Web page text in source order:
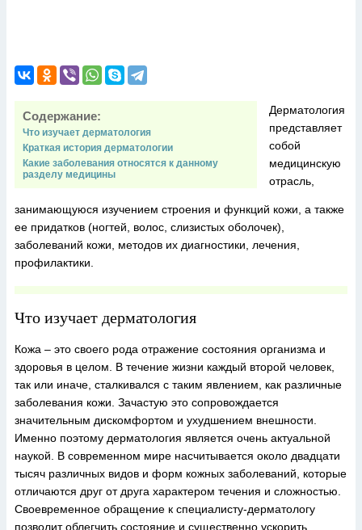
Содержание:
Что изучает дерматология
Краткая история дерматологии
Какие заболевания относятся к данному
разделу медицины
Дерматология
представляет
собой
медицинскую
отрасль,
занимающуюся изучением строения и функций кожи, а также
ее придатков (ногтей, волос, слизистых оболочек),
заболеваний кожи, методов их диагностики, лечения,
профилактики.
Что изучает дерматология
Кожа – это своего рода отражение состояния организма и
здоровья в целом. В течение жизни каждый второй человек,
так или иначе, сталкивался с таким явлением, как различные
заболевания кожи. Зачастую это сопровождается
значительным дискомфортом и ухудшением внешности.
Именно поэтому дерматология является очень актуальной
наукой. В современном мире насчитывается около двадцати
тысяч различных видов и форм кожных заболеваний, которые
отличаются друг от друга характером течения и сложностью.
Своевременное обращение к специалисту-дерматологу
позволит облегчить состояние и существенно ускорить